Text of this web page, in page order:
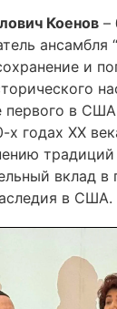
Коенов –
и
первого в
годах ХХ
вклад в
в США.